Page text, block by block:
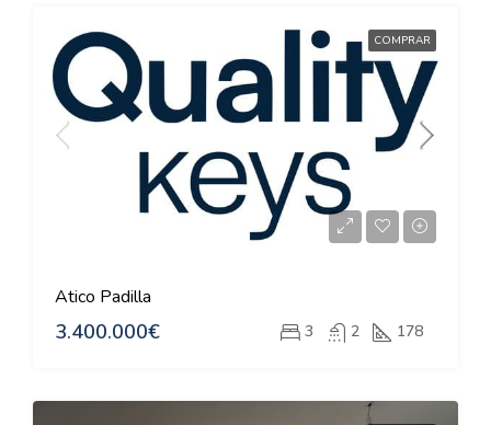
COMPRAR
Atico Padilla
3.400.000€ 3 2 178